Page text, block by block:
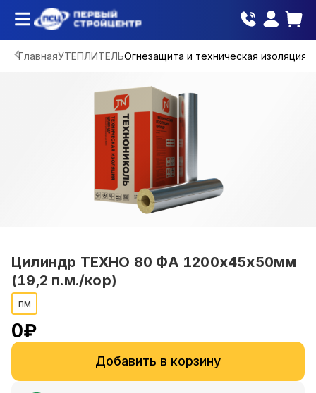
ГлавнаяУТЕПЛИТЕЛЬОгнезащита и техническая изоляция
Цилиндр ТЕХНО 80 ФА 1200х45х50мм
(19,2 п.м./кор)
пм
0₽
Добавить в корзину